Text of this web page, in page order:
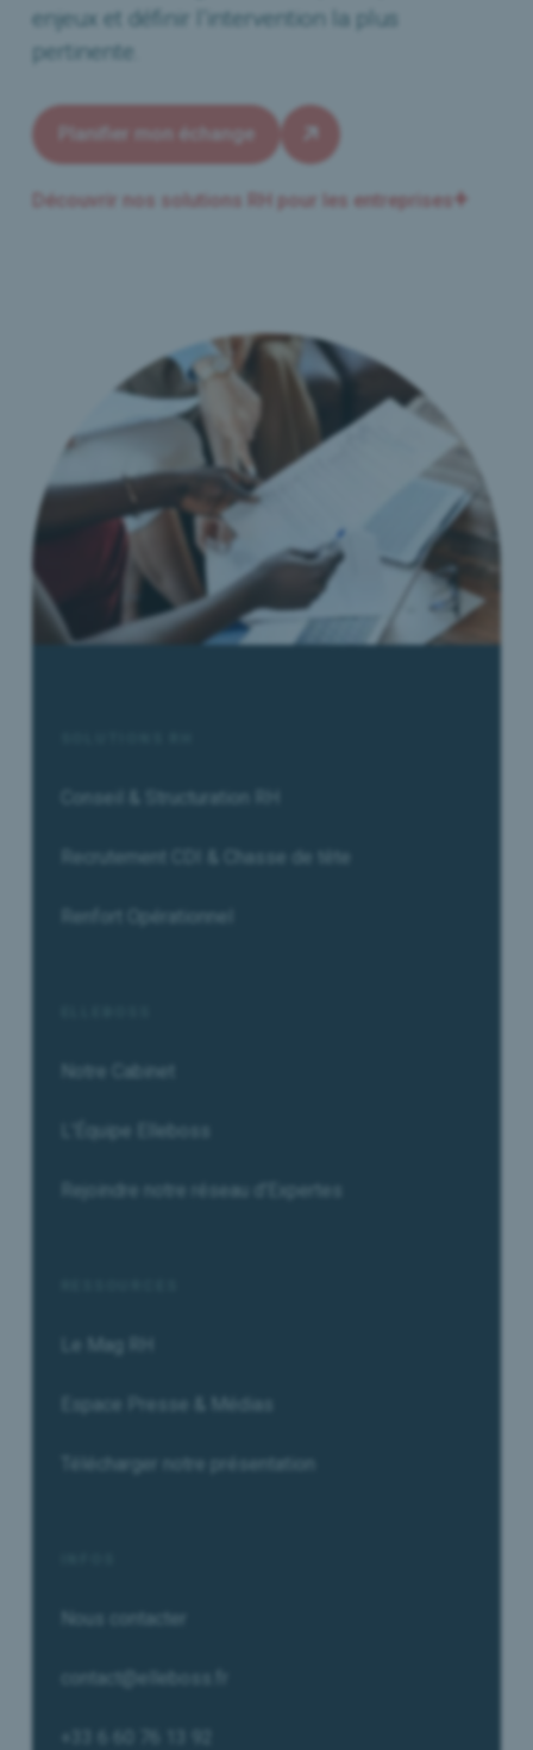
enjeux et définir l’intervention la plus
pertinente.
Planifier mon échange
Découvrir nos solutions RH pour les entreprises
Recrutement CDI & Chasse de tête
Renfort Opérationnel
Notre Cabinet
Rejoindre notre réseau d'Expertes
Le Mag RH
Espace Presse & Médias
Télécharger notre présentation
Nous contacter
contact@elleboss.fr